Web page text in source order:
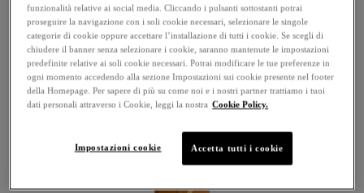
IMMEDIATAMENTE E ABBONDANTEMENTE.
EVITARE IL CONTATTO CON I TESSUTI.
COME UTILIZZARE ?
funzionalità relative ai social media. Cliccando i pulsanti sottostanti potrai
proseguire la navigazione con i soli cookie necessari, selezionare le singole
categorie di cookie oppure accettare l’installazione di tutti i cookie. Se scegli di
chiudere il banner senza selezionare i cookie, saranno mantenute le impostazioni
predefinite relative ai soli cookie necessari. Potrai modificare le tue preferenze in
ogni momento accedendo alla sezione Impostazioni sui cookie presente nel footer
della Homepage. Per sapere di più su come noi e i nostri partner trattiamo i tuoi
dati personali attraverso i Cookie, leggi la nostra Cookie Policy.
Impostazioni cookie Accetta tutti i cookie